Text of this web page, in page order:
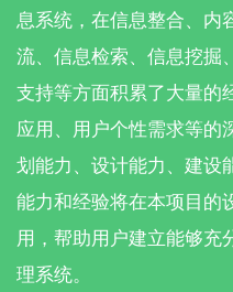
息系统，在信息整合、内
流、信息检索、信息挖掘
支持等方面积累了大量的
应用、用户个性需求等的
划能力、设计能力、建设
能力和经验将在本项目的
用，帮助用户建立能够充
理系统。